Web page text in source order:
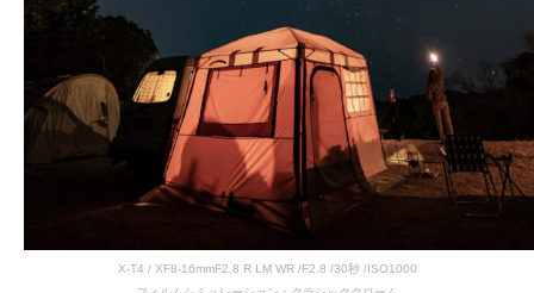
X-T4 / XF8-16mmF2.8 R LM WR /F2.8 /30秒 /ISO1000